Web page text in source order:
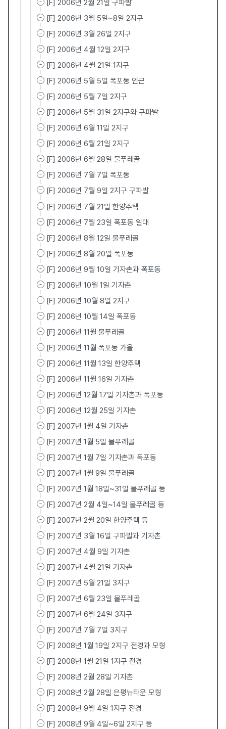
[F] 2006년 2월 21일 구파발
[F] 2006년 3월 5일~8일 2지구
[F] 2006년 3월 26일 2지구
[F] 2006년 4월 12일 2지구
[F] 2006년 4월 21일 1지구
[F] 2006년 5월 5일 폭포동 인근
[F] 2006년 5월 7일 2지구
[F] 2006년 5월 31일 2지구와 구파발
[F] 2006년 6월 11일 2지구
[F] 2006년 6월 21일 2지구
[F] 2006년 6월 28일 물푸레골
[F] 2006년 7월 7일 폭포동
[F] 2006년 7월 9일 2지구 구파발
[F] 2006년 7월 21일 한양주택
[F] 2006년 7월 23일 폭포동 일대
[F] 2006년 8월 12일 물푸레골
[F] 2006년 8월 20일 폭포동
[F] 2006년 9월 10일 기자촌과 폭포동
[F] 2006년 10월 1일 기자촌
[F] 2006년 10월 8일 2지구
[F] 2006년 10월 14일 폭포동
[F] 2006년 11월 물푸레골
[F] 2006년 11월 폭포동 가을
[F] 2006년 11월 13일 한양주택
[F] 2006년 11월 16일 기자촌
[F] 2006년 12월 17일 기자촌과 폭포동
[F] 2006년 12월 25일 기자촌
[F] 2007년 1월 4일 기자촌
[F] 2007년 1월 5일 물푸레골
[F] 2007년 1월 7일 기자촌과 폭포동
[F] 2007년 1월 9일 물푸레골
[F] 2007년 1월 18일~31일 물푸레골 등
[F] 2007년 2월 4일~14일 물푸레골 등
[F] 2007년 2월 20일 한양주택 등
[F] 2007년 3월 16일 구파발과 기자촌
[F] 2007년 4월 9일 기자촌
[F] 2007년 4월 21일 기자촌
[F] 2007년 5월 21일 3지구
[F] 2007년 6월 23일 물푸레골
[F] 2007년 6월 24일 3지구
[F] 2007년 7월 7일 3지구
[F] 2008년 1월 19일 2지구 전경과 모형
[F] 2008년 1월 21일 1지구 전경
[F] 2008년 2월 28일 기자촌
[F] 2008년 2월 28일 은평뉴타운 모형
[F] 2008년 9월 4일 1지구 전경
[F] 2008년 9월 4일~6일 2지구 등